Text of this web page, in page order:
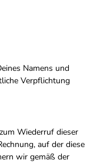
Namens und
Verpflichtung
Wiederruf dieser
auf der diese
wir gemäß der